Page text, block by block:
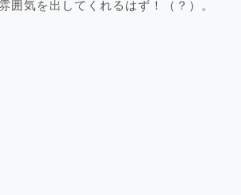
囲気を出してくれるはず！（？）。